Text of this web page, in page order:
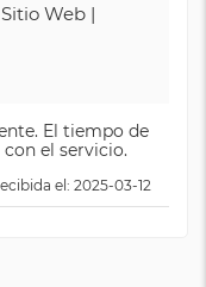
Web |
El tiempo de
el servicio.
el: 2025-03-12